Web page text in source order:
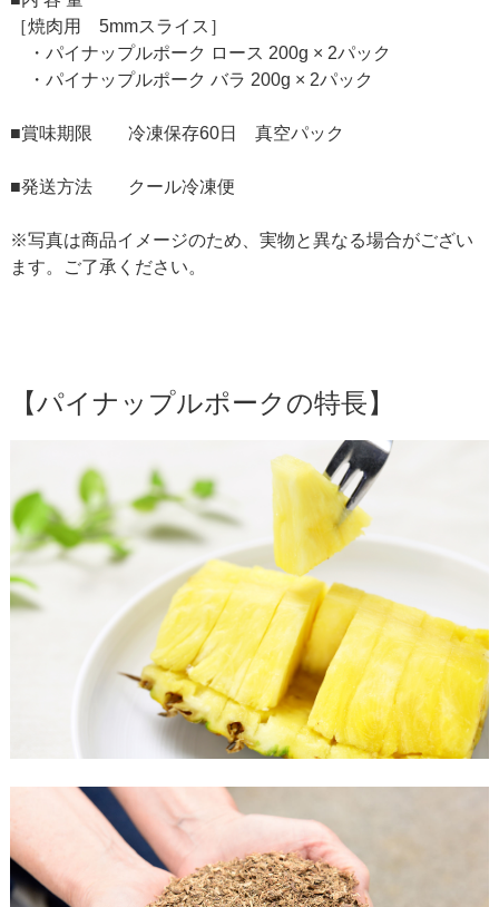
［焼肉用 5mmスライス］
・パイナップルポーク ロース 200g × 2パック
・パイナップルポーク バラ 200g × 2パック
■賞味期限 冷凍保存60日 真空パック
■発送方法 クール冷凍便
※写真は商品イメージのため、実物と異なる場合がござい
ます。ご了承ください。
【パイナップルポークの特長】